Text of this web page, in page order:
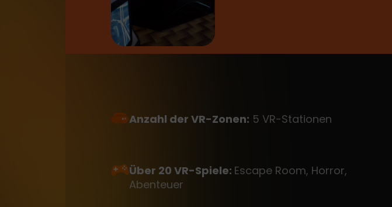
Anzahl der VR-Zonen: 5 VR-Stationen
Über 20 VR-Spiele: Escape Room, Horror,
Abenteuer